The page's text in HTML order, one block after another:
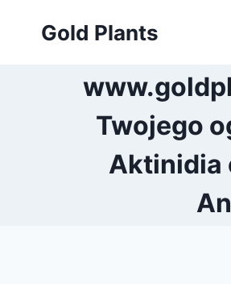
Gold Plants
Twojego
Aktinidia